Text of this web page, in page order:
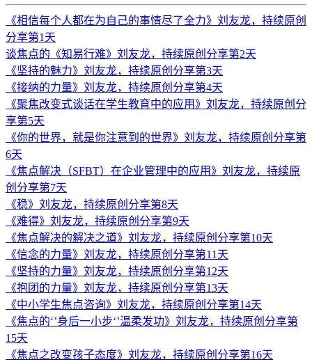
《相信每个人都在为自己的事情尽了全力》刘友龙，持续原创
分享第1天
谈焦点的《知易行难》刘友龙，持续原创分享第2天
《坚持的魅力》刘友龙，持续原创分享第3天
《接纳的力量》刘友龙，持续原创分享第4天
《聚焦改变式谈话在学生教育中的应用》刘友龙，持续原创分
享第5天
《你的世界，就是你注意到的世界》刘友龙，持续原创分享第
6天
《焦点解决（SFBT）在企业管理中的应用》刘友龙，持续原
创分享第7天
《稳》刘友龙，持续原创分享第8天
《难得》刘友龙，持续原创分享第9天
《焦点解决的解决之道》刘友龙，持续原创分享第10天
《信念的力量》刘友龙，持续原创分享第11天
《坚持的力量》刘友龙，持续原创分享第12天
《抱团的力量》刘友龙，持续原创分享第13天
《中小学生焦点咨询》刘友龙，持续原创分享第14天
《焦点的‘’身后一小步‘’温柔发功》刘友龙，持续原创分享第
15天
《焦点之改变孩子态度》刘友龙，持续原创分享第16天